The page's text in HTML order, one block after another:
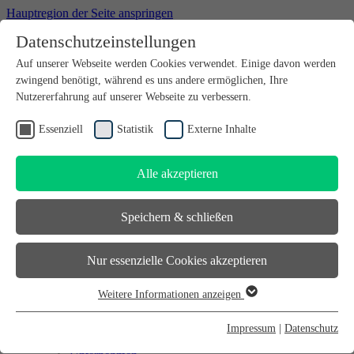
Hauptregion der Seite anspringen
Willkommen bei futureSAX - der Innovationsplattform des
Freistaates Sachsen.
Suchfeld
DE
Sächsisches Start-up-Partner-Netzwerk
Sächsisches Gründerforum
Datenschutzeinstellungen
Auf unserer Webseite werden Cookies verwendet. Einige davon werden
zwingend benötigt, während es uns andere ermöglichen, Ihre
Nutzererfahrung auf unserer Webseite zu verbessern.
Essenziell Statistik Externe Inhalte
Alle akzeptieren
Speichern & schließen
Nur essenzielle Cookies akzeptieren
Essenzielle Cookies werden für grundlegende Funktionen der
Weitere Informationen anzeigen
Impressum Datenschutz